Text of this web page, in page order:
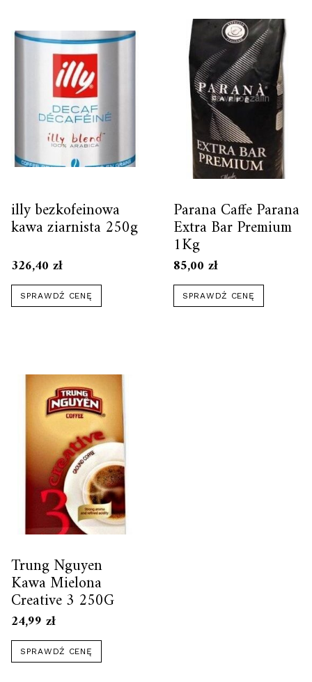
illy bezkofeinowa
kawa ziarnista 250g
326,40 zł
SPRAWDŹ CENĘ
Parana Caffe Parana
Extra Bar Premium
1Kg
85,00 zł
SPRAWDŹ CENĘ
Trung Nguyen
Kawa Mielona
Creative 3 250G
24,99 zł
SPRAWDŹ CENĘ